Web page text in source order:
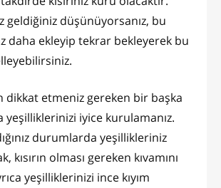
geldiğiniz düşünüyorsanız, bu
daha ekleyip tekrar bekleyerek bu
dikkat etmeniz gereken bir başka
yeşilliklerinizi iyice kurulamanız.
durumlarda yeşillikleriniz
kısırın olması gereken kıvamını
yeşilliklerinizi ince kıyım